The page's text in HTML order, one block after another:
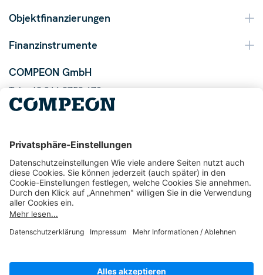
Objektfinanzierungen
Finanzinstrumente
COMPEON GmbH
Tel. +49 211 9753 170
Mail info@compeon.de
© 2026 COMPEON GmbH